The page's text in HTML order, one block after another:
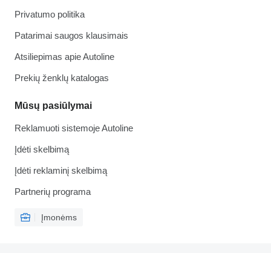
Privatumo politika
Patarimai saugos klausimais
Atsiliepimas apie Autoline
Prekių ženklų katalogas
Mūsų pasiūlymai
Reklamuoti sistemoje Autoline
Įdėti skelbimą
Įdėti reklaminį skelbimą
Partnerių programa
Įmonėms